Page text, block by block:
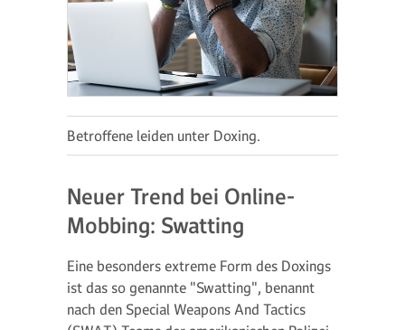
Betroffene leiden unter Doxing.
Neuer Trend bei Online-
Mobbing: Swatting
Eine besonders extreme Form des Doxings
ist das so genannte "Swatting", benannt
nach den Special Weapons And Tactics